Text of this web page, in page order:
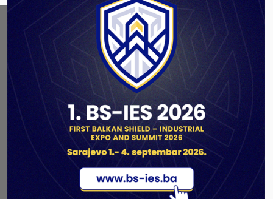
ABOUT US
As a government authorized defense industry
concern,
Unis GROUP is the leading exporter of weapons
and military equipment in Bosnia and Herzegovina.